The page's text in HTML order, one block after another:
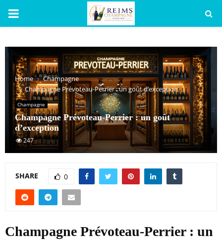
PRIMARY
Home
Champagne
Champagne Prévoteau-Perrier : un goût d’exception
Champagne
Champagne Prévoteau-Perrier : un goût
d’exception
247
SHARE 0
Champagne Prévoteau-Perrier : un